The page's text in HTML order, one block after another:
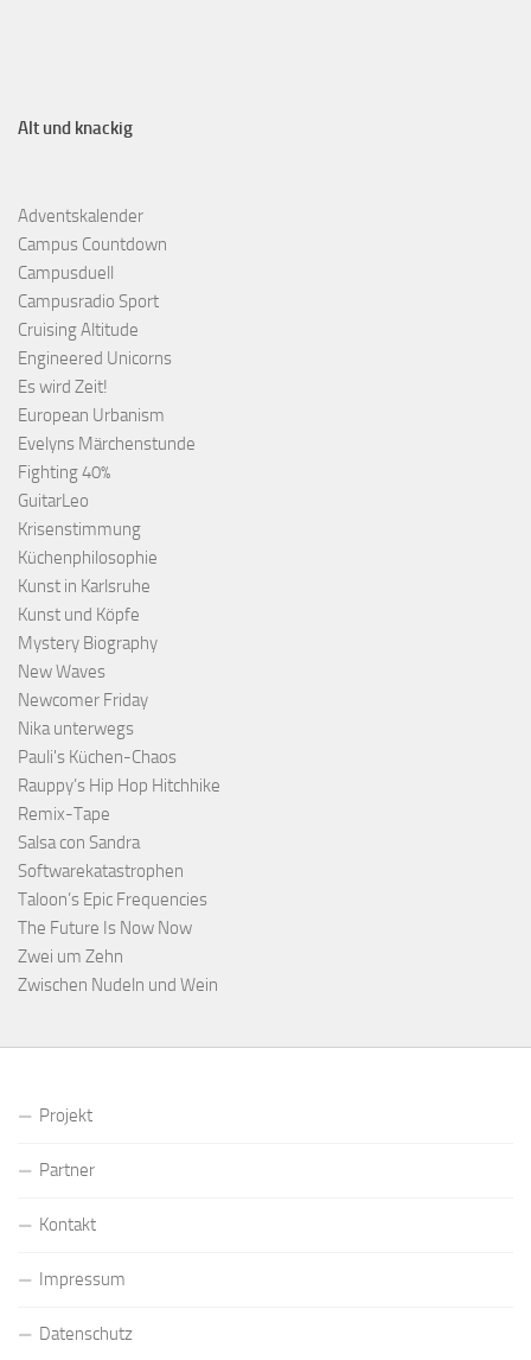
Alt und knackig
Adventskalender
Campus Countdown
Campusduell
Campusradio Sport
Cruising Altitude
Engineered Unicorns
Es wird Zeit!
European Urbanism
Evelyns Märchenstunde
Fighting 40%
GuitarLeo
Krisenstimmung
Küchenphilosophie
Kunst in Karlsruhe
Kunst und Köpfe
Mystery Biography
New Waves
Newcomer Friday
Nika unterwegs
Pauli's Küchen-Chaos
Rauppy’s Hip Hop Hitchhike
Remix-Tape
Salsa con Sandra
Softwarekatastrophen
Taloon’s Epic Frequencies
The Future Is Now Now
Zwei um Zehn
Zwischen Nudeln und Wein
Projekt
Partner
Kontakt
Impressum
Datenschutz